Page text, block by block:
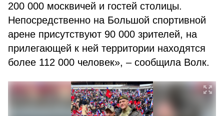
200 000 москвичей и гостей столицы.
Непосредственно на Большой спортивной
арене присутствуют 90 000 зрителей, на
прилегающей к ней территории находятся
более 112 000 человек», – сообщила Волк.